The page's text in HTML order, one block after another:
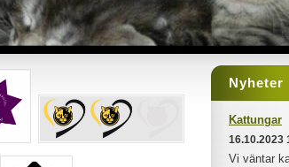
Nyheter
Kattungar
16.10.2023
Vi väntar